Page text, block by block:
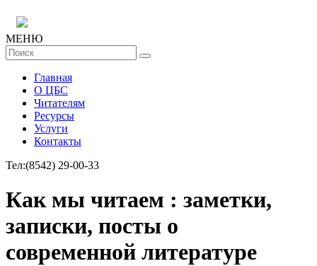
МЕНЮ
Главная
О ЦБС
Читателям
Ресурсы
Услуги
Контакты
Тел:(8542) 29-00-33
Как мы читаем : заметки,
записки, посты о
современной литературе